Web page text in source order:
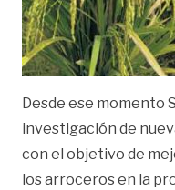
Desde ese momento
investigación de
con el objetivo de
los arroceros en la